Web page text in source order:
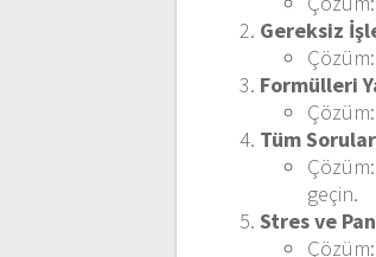
Gereksiz
Formülleri
Tüm
geçin.
Stres ve